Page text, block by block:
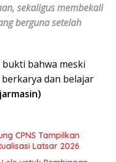
sekaligus membekali
berguna setelah
bahwa meski
dan belajar
CPNS Tampilkan
Latsar 2026